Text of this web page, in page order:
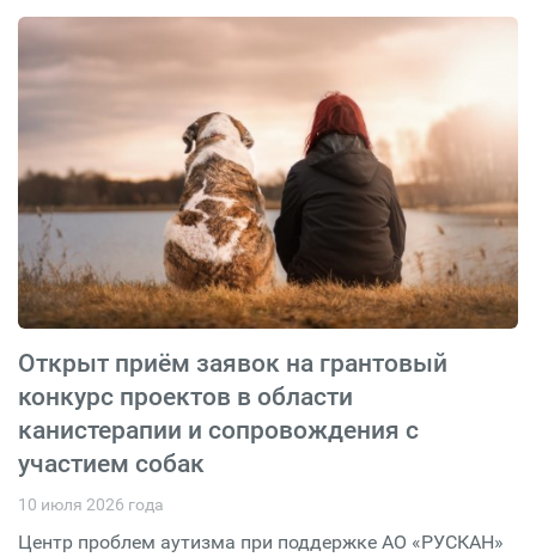
Открыт приём заявок на грантовый
конкурс проектов в области
канистерапии и сопровождения с
участием собак
10 июля 2026 года
Центр проблем аутизма при поддержке АО «РУСКАН»